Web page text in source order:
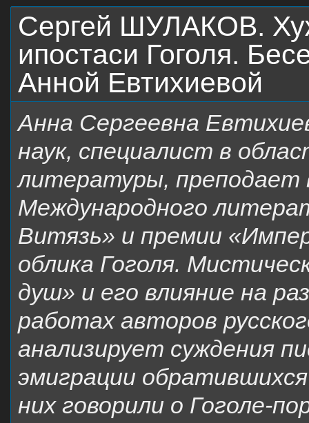
Сергей ШУЛАКОВ.
ипостаси Гоголя.
Анной Евтихиевой
Анна Сергеевна
наук, специалист в
литературы, преподает
Международного
Витязь» и премии
облика Гоголя.
душ» и его влияние на
работах авторов
анализирует суждения
эмиграции
них говорили о Гоголе-